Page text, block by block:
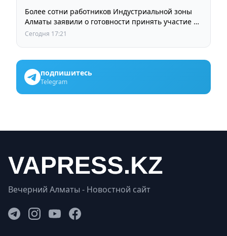
Более сотни работников Индустриальной зоны
Алматы заявили о готовности принять участие в
выборах членов Курылтая
Сегодня 17:21
подпишитесь
Telegram
Вечерний Алматы - Новостной сайт